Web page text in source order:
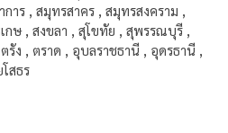
าร , สมุทรสาคร , สมุทรสงคราม ,
ษ , สงขลา , สุโขทัย , สุพรรณบุรี ,
ง , ตราด , อุบลราชธานี , อุดรธานี ,
สธร